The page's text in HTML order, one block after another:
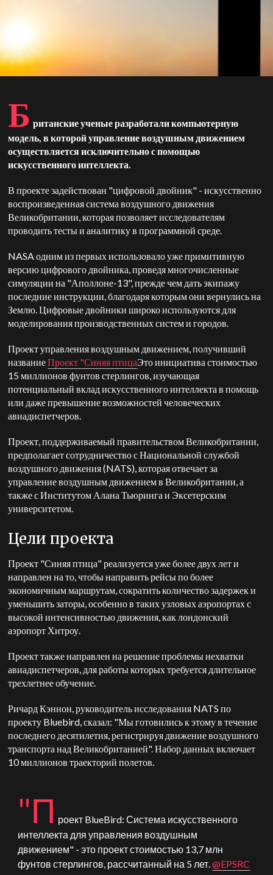
Б ританские ученые разработали компьютерную
модель, в которой управление воздушным движением
осуществляется исключительно с помощью
искусственного интеллекта.
В проекте задействован "цифровой двойник" - искусственно
воспроизведенная система воздушного движения
Великобритании, которая позволяет исследователям
проводить тесты и аналитику в программной среде.
NASA одним из первых использовало уже примитивную
версию цифрового двойника, проведя многочисленные
симуляции на "Аполлоне-13", прежде чем дать экипажу
последние инструкции, благодаря которым они вернулись на
Землю. Цифровые двойники широко используются для
моделирования производственных систем и городов.
Проект управления воздушным движением, получивший
названиеПроект "Синяя птицаЭто инициатива стоимостью
15 миллионов фунтов стерлингов, изучающая
потенциальный вклад искусственного интеллекта в помощь
или даже превышение возможностей человеческих
авиадиспетчеров.
Проект, поддерживаемый правительством Великобритании,
предполагает сотрудничество с Национальной службой
воздушного движения (NATS), которая отвечает за
управление воздушным движением в Великобритании, а
также с Институтом Алана Тьюринга и Эксетерским
университетом.
Цели проекта
Проект "Синяя птица" реализуется уже более двух лет и
направлен на то, чтобы направить рейсы по более
экономичным маршрутам, сократить количество задержек и
уменьшить заторы, особенно в таких узловых аэропортах с
высокой интенсивностью движения, как лондонский
аэропорт Хитроу.
Проект также направлен на решение проблемы нехватки
авиадиспетчеров, для работы которых требуется длительное
трехлетнее обучение.
Ричард Кэннон, руководитель исследования NATS по
проекту Bluebird, сказал: "Мы готовились к этому в течение
последнего десятилетия, регистрируя движение воздушного
транспорта над Великобританией". Набор данных включает
10 миллионов траекторий полетов.
"П роект BlueBird: Система искусственного
интеллекта для управления воздушным
движением" - это проект стоимостью 13,7 млн
фунтов стерлингов, рассчитанный на 5 лет.@EPSRC